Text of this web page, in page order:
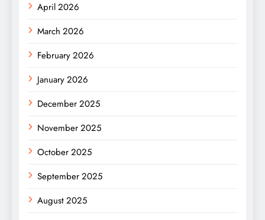
April 2026
March 2026
February 2026
January 2026
December 2025
November 2025
October 2025
September 2025
August 2025